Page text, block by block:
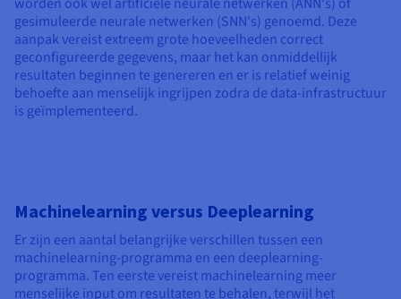
gesimuleerde neurale netwerken (SNN's) genoemd. Deze
aanpak vereist extreem grote hoeveelheden correct
geconfigureerde gegevens, maar het kan onmiddellijk
resultaten beginnen te genereren en er is relatief weinig
behoefte aan menselijk ingrijpen zodra de data-infrastructuur
is geïmplementeerd.
Machinelearning versus Deeplearning
Er zijn een aantal belangrijke verschillen tussen een
machinelearning-programma en een deeplearning-
programma. Ten eerste vereist machinelearning meer
menselijke input om resultaten te behalen, terwijl het